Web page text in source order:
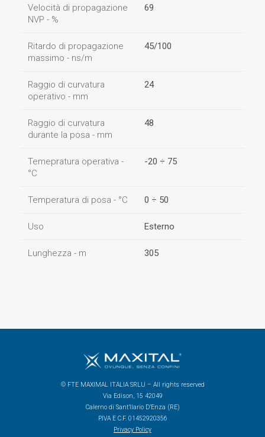
Velocità di propagazione
NVP - %
69
Ritardo di propagazione
massimo - ns/m
45/100
Raggio di curvatura
operativo - mm
24
Raggio di curvatura
durante la posa - mm
48
Temepratura operativa -
°C
-20 ÷ 75
Temperatura di posa - °C 0 ÷ 50
Uso Esterno
Lunghezza - m 305
© FTE MAXIMAL ITALIA SRLU – All rights reserved
Via Edison, 15 42049
Calerno di Sant’Ilario D’Enza (RE)
P.IVA E C.F. 01452920356
Privacy Policy